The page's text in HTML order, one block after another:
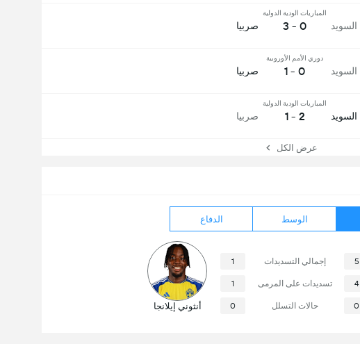
الوسط الدفاع
5 إجمالي التسديدات 1
4 تسديدات على المرمى 1
0 حالات التسلل 0 أنثوني إيلانجا
السويد
المباريات الودية الدولية
0 - 3 صربيا
السويد
دوري الأمم الأوروبية
0 - 1 صربيا
السويد
المباريات الودية الدولية
2 - 1 صربيا
عرض الكل